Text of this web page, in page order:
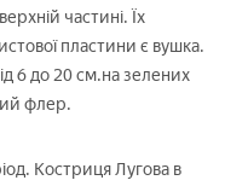
частині. Їх
пластини є вушка.
6 до 20 см.на зелених
флер.
Костриця Лугова в